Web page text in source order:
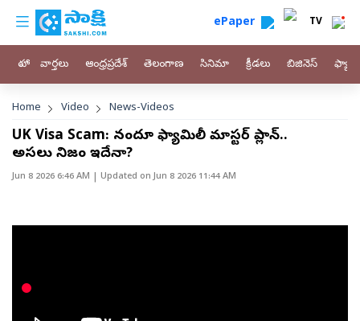
Skip to main content
custom menu ePaper TV
హోం వార్తలు ఆంధ్రప్రదేశ్ తెలంగాణ సినిమా క్రీడలు బిజినెస్
Breadcrumb
Home Video News-Videos
UK Visa Scam: నందూస్ ఫ్యామిలీ మాస్టర్ ప్లాన్..
అసలు నిజం ఇదేనా?
Jun 8 2026 6:46 AM | Updated onJun 8 2026 11:44 AM